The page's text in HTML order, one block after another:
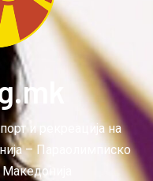
и рекреација на
– Параолимписко